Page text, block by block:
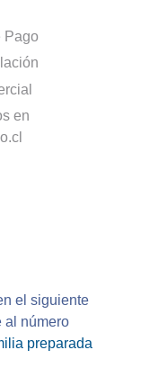
Pago
en
el siguiente
al número
preparada